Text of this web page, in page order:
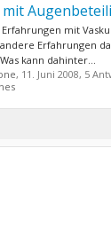
mit
Erfahrungen
kann dahinter...
, 11. Juni 2008, 5